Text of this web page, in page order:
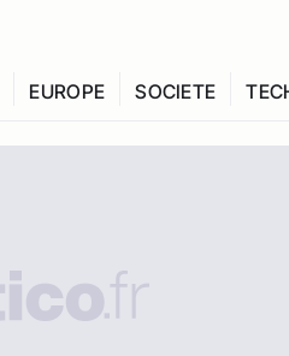
EUROPE SOCIETE